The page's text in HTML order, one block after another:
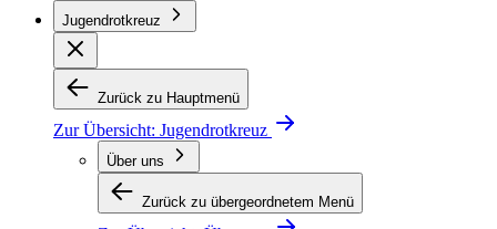
Jugendrotkreuz
Zurück zu Hauptmenü
Zur Übersicht: Jugendrotkreuz
Über uns
Zurück zu übergeordnetem Menü